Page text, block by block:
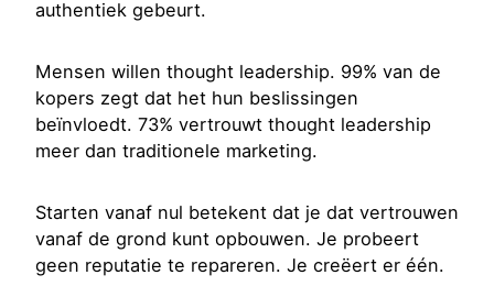
authentiek gebeurt.
Mensen willen thought leadership. 99% van de
kopers zegt dat het hun beslissingen
beïnvloedt. 73% vertrouwt thought leadership
meer dan traditionele marketing.
Starten vanaf nul betekent dat je dat vertrouwen
vanaf de grond kunt opbouwen. Je probeert
geen reputatie te repareren. Je creëert er één.